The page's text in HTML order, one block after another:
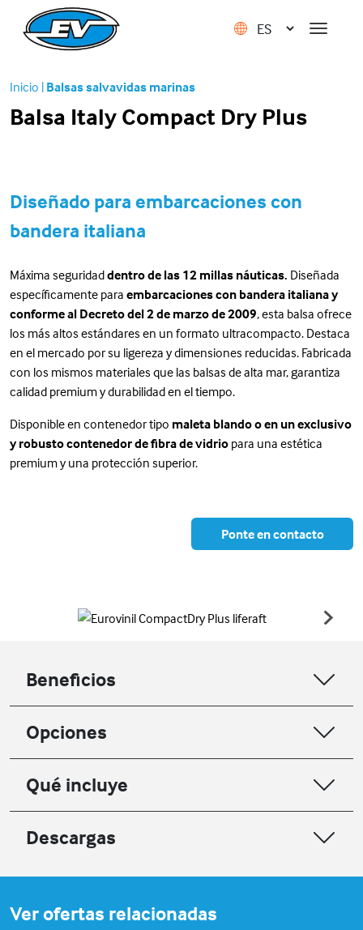
Inicio | Balsas salvavidas marinas
Balsa Italy Compact Dry Plus
Diseñado para embarcaciones con
bandera italiana
Máxima seguridaddentro de las 12 millas náuticas. Diseñada
específicamente para embarcaciones con bandera italiana y
conforme al Decreto del 2 de marzo de 2009, esta balsa ofrece
los más altos estándares en un formato ultracompacto. Destaca
en el mercado por su ligereza y dimensiones reducidas. Fabricada
con los mismos materiales que las balsas de alta mar, garantiza
calidad premium y durabilidad en el tiempo.
Disponible en contenedor tipo maleta blando o en un exclusivo
y robusto contenedor de fibra de vidrio para una estética
premium y una protección superior.
Ponte en contacto
Beneficios
Opciones
Qué incluye
Descargas
Ver ofertas relacionadas